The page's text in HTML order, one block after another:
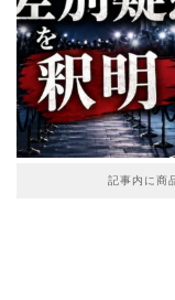
記事内に商